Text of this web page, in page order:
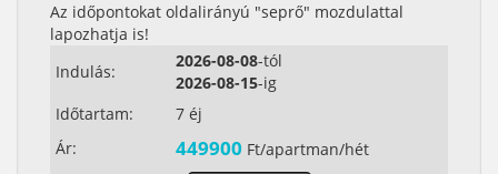
Az időpontokat oldalirányú "seprő" mozdulattal
lapozhatja is!
Indulás:
2026-08-08-tól
2026-08-15-ig
Időtartam:
7 éj
Ár:
449900 Ft/apartman/hét